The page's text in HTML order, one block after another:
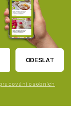
ODESLAT
osobních